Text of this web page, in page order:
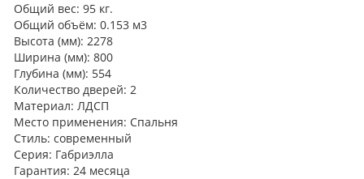
Общий вес: 95 кг.
Общий объём: 0.153 м3
Высота (мм): 2278
Ширина (мм): 800
Глубина (мм): 554
Количество дверей: 2
Материал: ЛДСП
Место применения: Спальня
Стиль: современный
Серия: Габриэлла
Гарантия: 24 месяца